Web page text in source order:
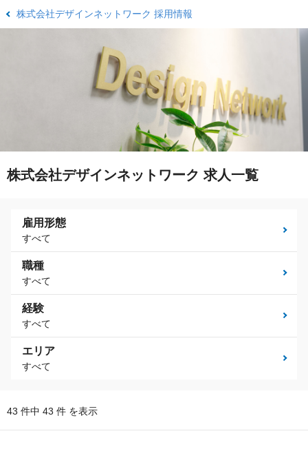
株式会社デザインネットワーク 採用情報
株式会社デザインネットワーク 求人一覧
雇用形態
すべて
職種
すべて
経験
すべて
エリア
すべて
43 件中 43 件 を表示